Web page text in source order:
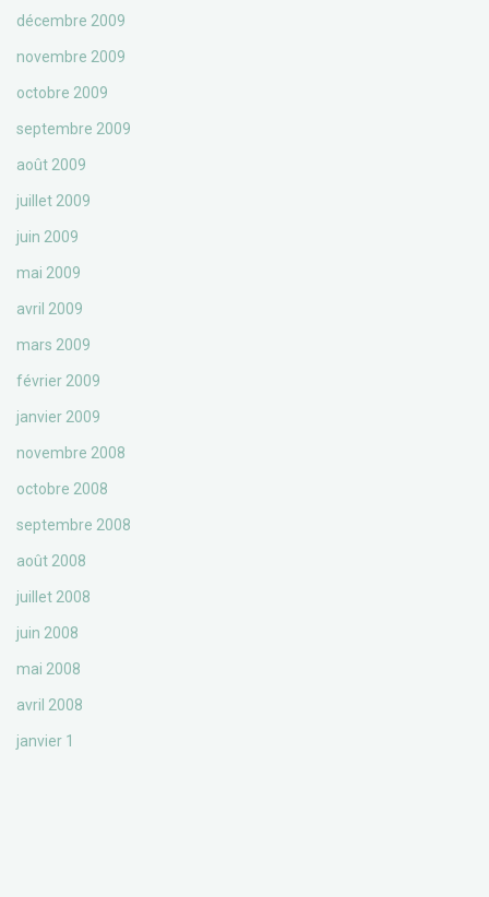
décembre 2009
novembre 2009
octobre 2009
septembre 2009
août 2009
juillet 2009
juin 2009
mai 2009
avril 2009
mars 2009
février 2009
janvier 2009
novembre 2008
octobre 2008
septembre 2008
août 2008
juillet 2008
juin 2008
mai 2008
avril 2008
janvier 1